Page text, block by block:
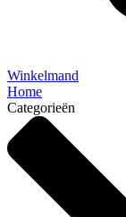
Winkelmand
Home
Categorieën